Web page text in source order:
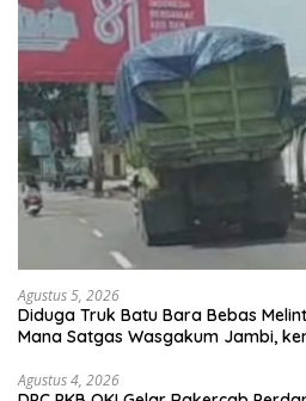
Agustus 5, 2026
Diduga Truk Batu Bara Bebas
Mana Satgas Wasgakum Jambi,
Agustus 4, 2026